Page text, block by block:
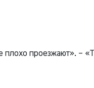
плохо проезжают». –